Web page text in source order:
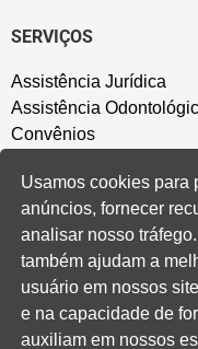
SERVIÇOS
Assistência Jurídica
Assistência
Convênios
Salão de Festa
Política de
CONVENÇÃO
Convenções Coletivas
Usamos cookies para
anúncios, fornecer
analisar nosso
também ajudam a
usuário em nossos
e na capacidade de
auxiliam em nossos